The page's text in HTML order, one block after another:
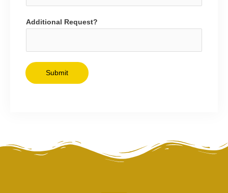
Additional Request?
Submit